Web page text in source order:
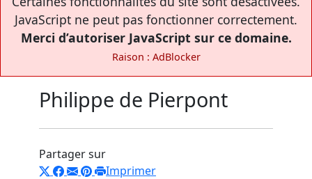
JavaScript ne peut pas fonctionner correctement.
Merci d’autoriser JavaScript sur ce domaine.
Raison : AdBlocker
Philippe de Pierpont
Partager sur
Imprimer